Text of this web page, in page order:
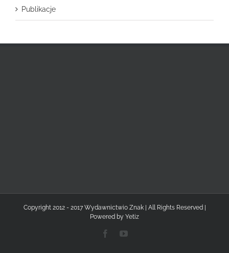
Publikacje
Copyright 2012 - 2017 Wydawnictwio Znak | All Rights Reserved |
Powered by Yetiz
FacebookYouTube